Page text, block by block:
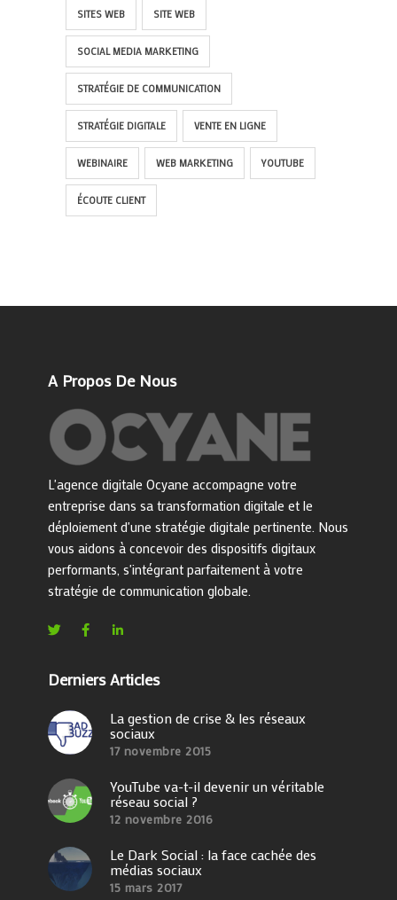
SITES WEB SITE WEB
SOCIAL MEDIA MARKETING
STRATÉGIE DE COMMUNICATION
STRATÉGIE DIGITALE VENTE EN LIGNE
WEBINAIRE WEB MARKETING YOUTUBE
ÉCOUTE CLIENT
A Propos De Nous
L'agence digitale Ocyane accompagne votre
entreprise dans sa transformation digitale et le
déploiement d'une stratégie digitale pertinente. Nous
vous aidons à concevoir des dispositifs digitaux
performants, s'intégrant parfaitement à votre
stratégie de communication globale.
Derniers Articles
La gestion de crise & les réseaux
sociaux
17 novembre 2015
YouTube va-t-il devenir un véritable
réseau social ?
12 novembre 2016
Le Dark Social : la face cachée des
médias sociaux
15 mars 2017